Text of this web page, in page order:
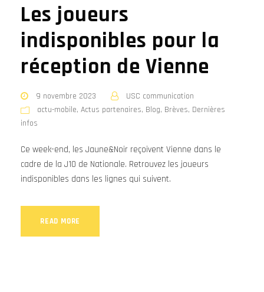
Les joueurs
indisponibles pour la
réception de Vienne
9 novembre 2023
USC communication
actu-mobile, Actus partenaires, Blog, Brèves, Dernières
infos
Ce week-end, les Jaune&Noir reçoivent Vienne dans le
cadre de la J10 de Nationale. Retrouvez les joueurs
indisponibles dans les lignes qui suivent.
READ MORE